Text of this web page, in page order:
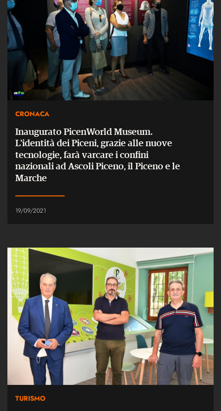
CRONACA
Inaugurato PicenWorld Museum.
L'identità dei Piceni, grazie alle nuove
tecnologie, farà varcare i confini
nazionali ad Ascoli Piceno, il Piceno e le
Marche
19/09/2021
TURISMO